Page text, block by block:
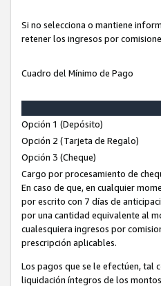
Si no selecciona o mantiene
retener los ingresos por
Cuadro del Mínimo de Pago
Opción 1 (Depósito)
Opción 2 (Tarjeta de Regalo)
Opción 3 (Cheque)
Cargo por procesamiento de
En caso de que, en cualquier
por escrito con 7 días de
por una cantidad equivalente al
cualesquiera ingresos por
prescripción aplicables.
Los pagos que se le efectúen, tal
liquidación íntegros de los